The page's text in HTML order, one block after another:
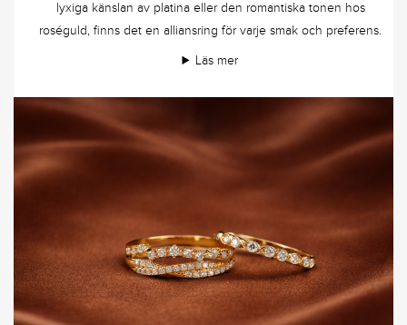
lyxiga känslan av platina eller den romantiska tonen hos
roséguld, finns det en alliansring för varje smak och preferens.
Läs mer